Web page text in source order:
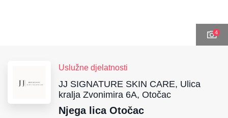
4
Uslužne djelatnosti
JJ SIGNATURE SKIN CARE, Ulica
kralja Zvonimira 6A, Otočac
Njega lica Otočac